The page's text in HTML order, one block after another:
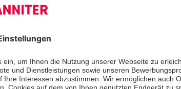
Mehr Informationen